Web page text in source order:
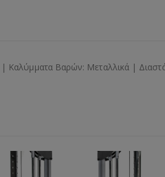
Βαρών: Μεταλλικά |